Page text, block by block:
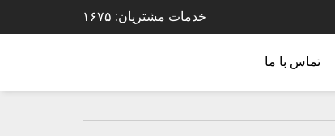
خدمات مشتریان: ۱۶۷۵
تماس با ما